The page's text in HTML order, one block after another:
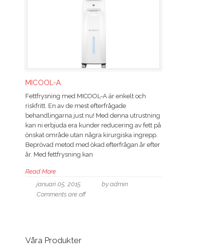
MICOOL-A
Fettfrysning med MICOOL-A är enkelt och
riskfritt. En av de mest efterfrågade
behandlingarna just nu! Med denna utrustning
kan ni erbjuda era kunder reducering av fett på
önskat område utan några kirurgiska ingrepp.
Beprövad metod med ökad efterfrågan år efter
år. Med fettfrysning kan
Read More
januari 05, 2015
by admin
Comments are off
Våra Produkter